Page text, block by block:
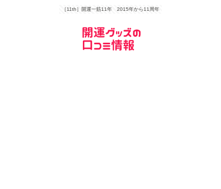
［11th］開運一筋11年 2015年から11周年